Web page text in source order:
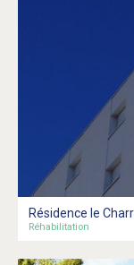
Résidence le
Réhabilitation